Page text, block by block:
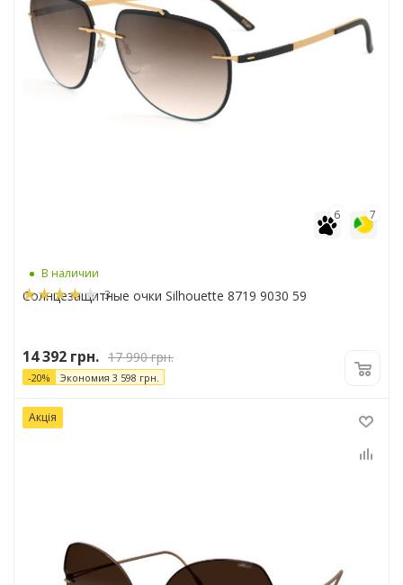
7
6
В наличии
3
Солнцезащитные очки Silhouette 8719 9030 59
14 392 грн. 17 990грн.
-20% Экономия 3 598 грн.
Акція